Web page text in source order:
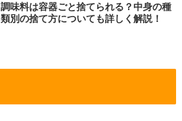
調味料は容器ごと捨てられる？中身の種
類別の捨て方についても詳しく解説！